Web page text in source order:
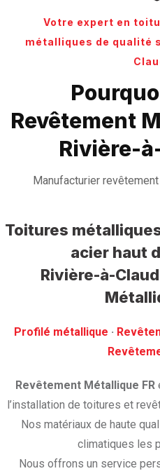
Votre expert en
métalliques de qualité
Revêtement
Rivière-
Manufacturier
Toitures
acier haut
Rivière-à-
Profilé métallique · ‎
Revêtement Métallique FR
l’installation de toitures et
Nos matériaux de haute
climatiques les
Nous offrons un service